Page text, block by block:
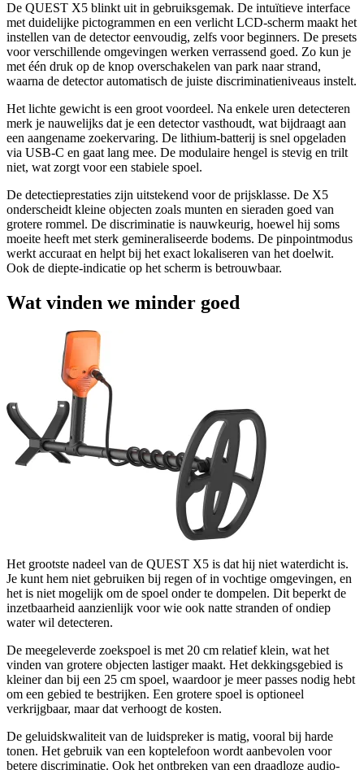
De QUEST X5 blinkt uit in gebruiksgemak. De intuïtieve interface
met duidelijke pictogrammen en een verlicht LCD-scherm maakt het
instellen van de detector eenvoudig, zelfs voor beginners. De presets
voor verschillende omgevingen werken verrassend goed. Zo kun je
met één druk op de knop overschakelen van park naar strand,
waarna de detector automatisch de juiste discriminatieniveaus instelt.
Het lichte gewicht is een groot voordeel. Na enkele uren detecteren
merk je nauwelijks dat je een detector vasthoudt, wat bijdraagt aan
een aangename zoekervaring. De lithium-batterij is snel opgeladen
via USB-C en gaat lang mee. De modulaire hengel is stevig en trilt
niet, wat zorgt voor een stabiele spoel.
De detectieprestaties zijn uitstekend voor de prijsklasse. De X5
onderscheidt kleine objecten zoals munten en sieraden goed van
grotere rommel. De discriminatie is nauwkeurig, hoewel hij soms
moeite heeft met sterk gemineraliseerde bodems. De pinpointmodus
werkt accuraat en helpt bij het exact lokaliseren van het doelwit.
Ook de diepte-indicatie op het scherm is betrouwbaar.
Wat vinden we minder goed
Het grootste nadeel van de QUEST X5 is dat hij niet waterdicht is.
Je kunt hem niet gebruiken bij regen of in vochtige omgevingen, en
het is niet mogelijk om de spoel onder te dompelen. Dit beperkt de
inzetbaarheid aanzienlijk voor wie ook natte stranden of ondiep
water wil detecteren.
De meegeleverde zoekspoel is met 20 cm relatief klein, wat het
vinden van grotere objecten lastiger maakt. Het dekkingsgebied is
kleiner dan bij een 25 cm spoel, waardoor je meer passes nodig hebt
om een gebied te bestrijken. Een grotere spoel is optioneel
verkrijgbaar, maar dat verhoogt de kosten.
De geluidskwaliteit van de luidspreker is matig, vooral bij harde
tonen. Het gebruik van een koptelefoon wordt aanbevolen voor
betere discriminatie. Ook het ontbreken van een draadloze audio-